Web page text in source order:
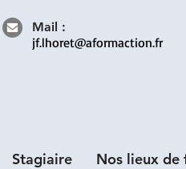
Mail :
jf.lhoret@aformaction.fr
Stagiaire Nos lieux de